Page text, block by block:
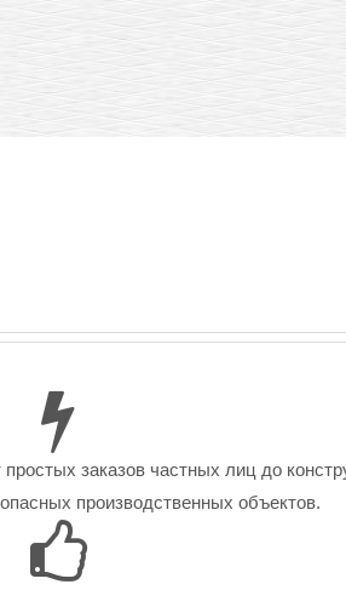
заказов частных лиц до
производственных объектов.